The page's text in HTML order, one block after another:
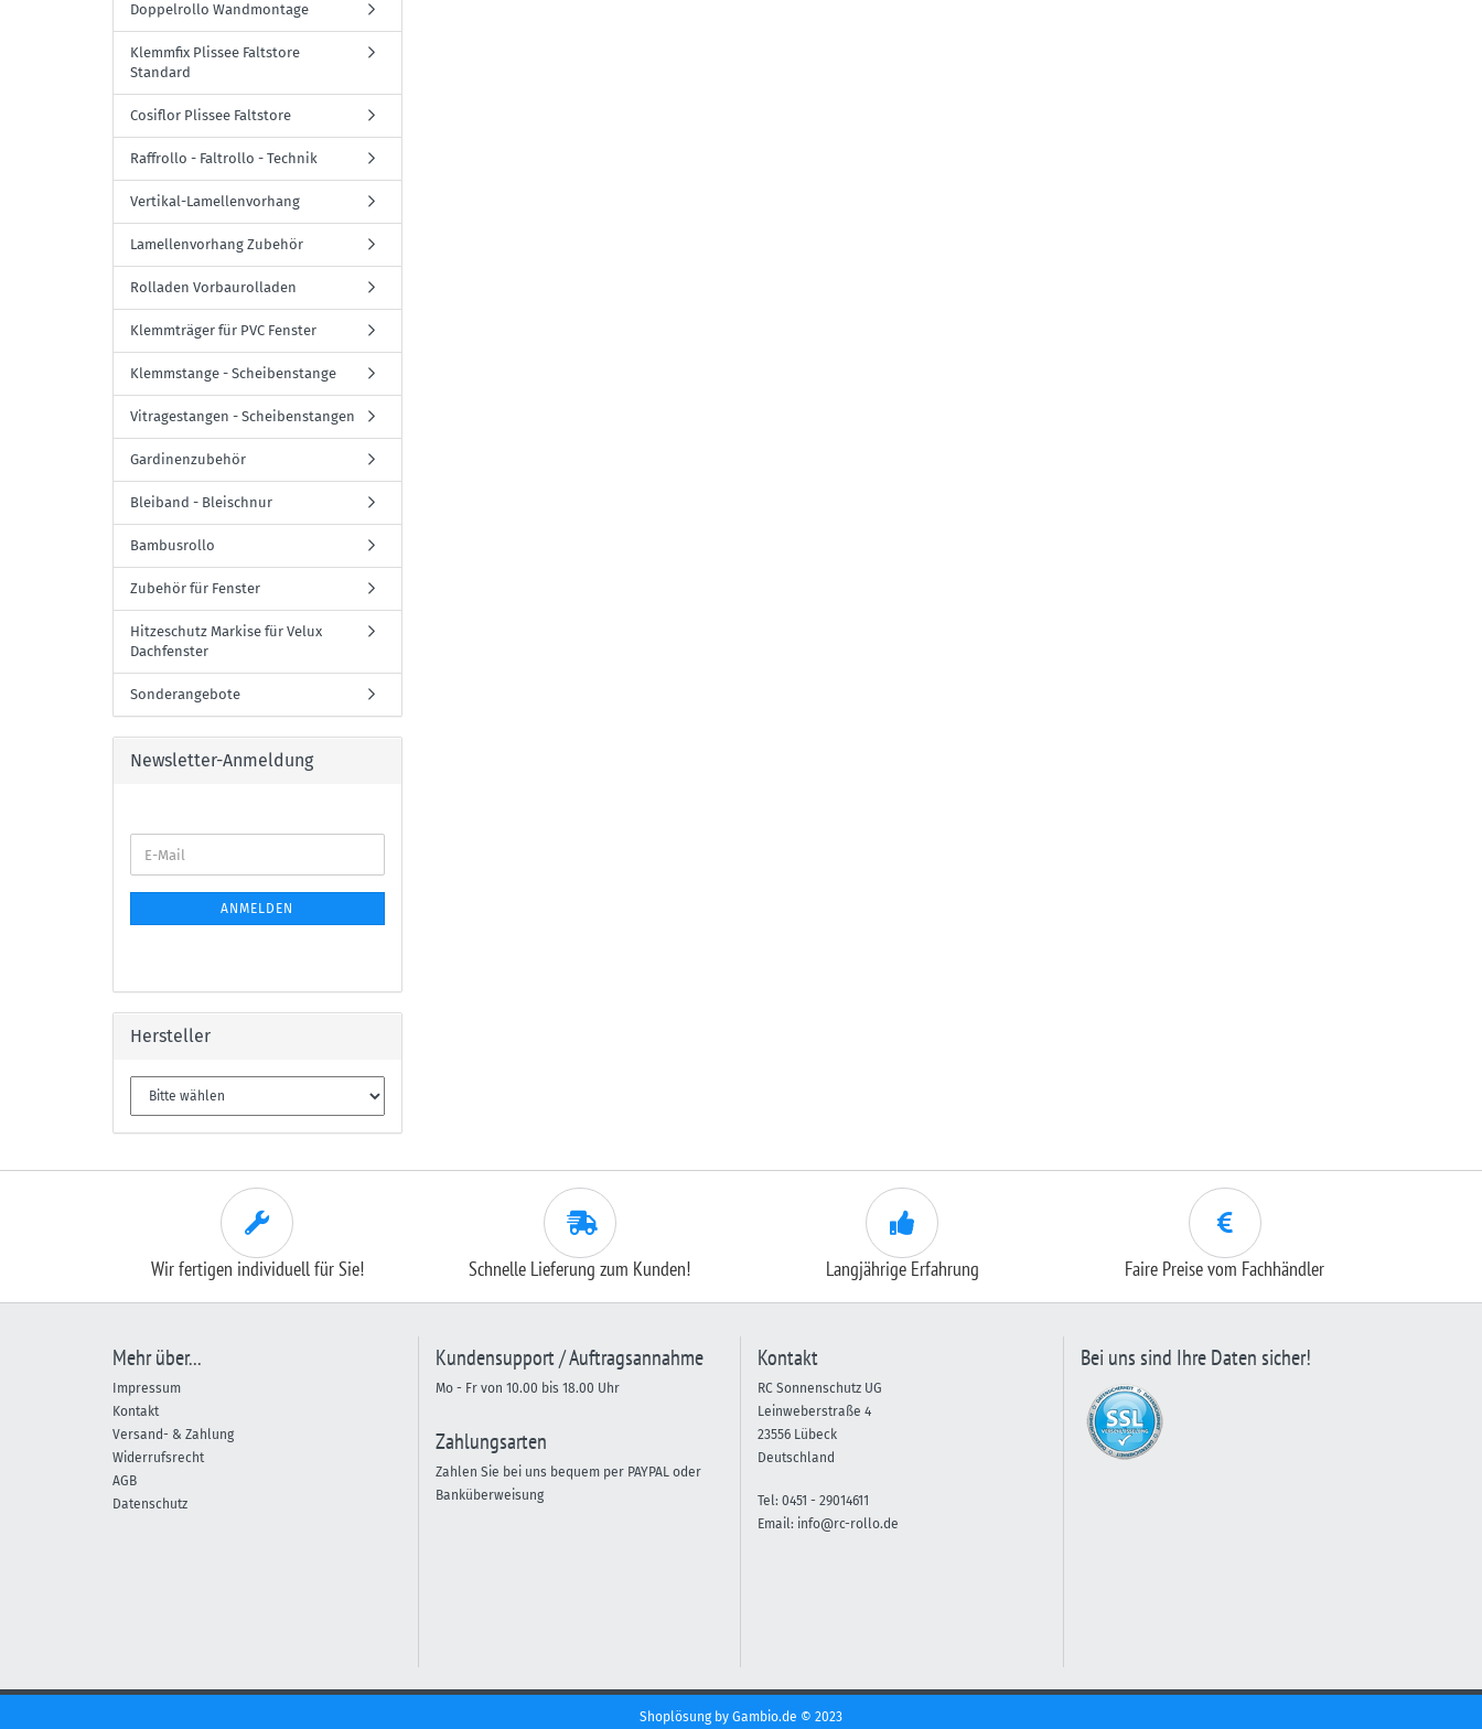
Doppelrollo Wandmontage
Klemmfix Plissee Faltstore
Standard
Cosiflor Plissee Faltstore
Raffrollo - Faltrollo - Technik
Vertikal-Lamellenvorhang
Lamellenvorhang Zubehör
Rolladen Vorbaurolladen
Klemmträger für PVC Fenster
Klemmstange - Scheibenstange
Vitragestangen - Scheibenstangen
Gardinenzubehör
Bleiband - Bleischnur
Bambusrollo
Zubehör für Fenster
Hitzeschutz Markise für Velux
Dachfenster
Sonderangebote
Newsletter-Anmeldung
E-
Mail
ANMELDEN
Hersteller
Wir fertigen individuell für Sie! Schnelle Lieferung zum Kunden! Langjährige Erfahrung Faire Preise vom Fachhändler
Mehr über...
Impressum
Kontakt
Versand- & Zahlung
Widerrufsrecht
AGB
Datenschutz
Kundensupport / Auftragsannahme
Mo - Fr von 10.00 bis 18.00 Uhr
Zahlungsarten
Zahlen Sie bei uns bequem per PAYPAL oder
Banküberweisung
Kontakt
RC Sonnenschutz UG
Leinweberstraße 4
23556 Lübeck
Deutschland
Tel: 0451 - 29014611
Email: info@rc-rollo.de
Bei uns sind Ihre Daten sicher!
Shoplösung by Gambio.de © 2023